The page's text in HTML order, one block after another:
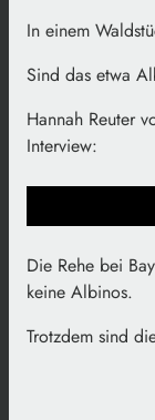
In einem
Sind das etwa
Hannah Reuter
Interview:
Die Rehe bei
keine Albinos.
Trotzdem sind